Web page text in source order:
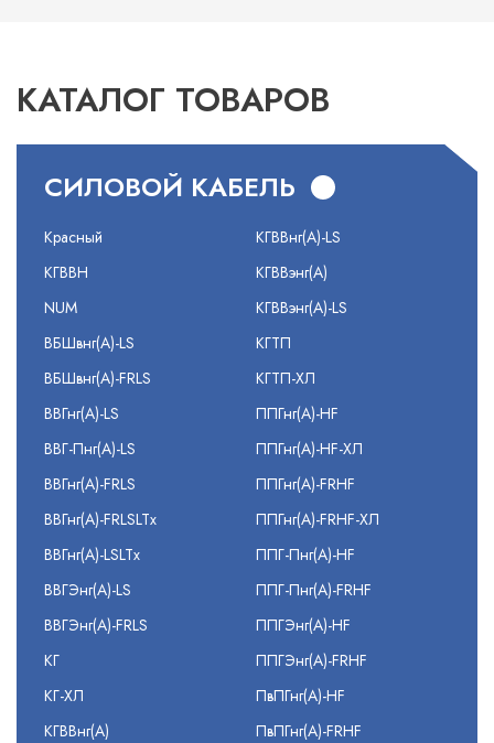
КАТАЛОГ ТОВАРОВ
СИЛОВОЙ КАБЕЛЬ
Красный
КГВВН
NUM
ВБШвнг(А)-LS
ВБШвнг(А)-FRLS
ВВГнг(А)-LS
ВВГ-Пнг(А)-LS
ВВГнг(А)-FRLS
ВВГнг(А)-FRLSLTx
ВВГнг(А)-LSLTx
ВВГЭнг(А)-LS
ВВГЭнг(А)-FRLS
КГ
КГ-ХЛ
КГВВнг(А)
КГВВнг(А)-LS
КГВВэнг(А)
КГВВэнг(А)-LS
КГТП
КГТП-ХЛ
ППГнг(А)-HF
ППГнг(А)-HF-ХЛ
ППГнг(А)-FRHF
ППГнг(А)-FRHF-ХЛ
ППГ-Пнг(А)-HF
ППГ-Пнг(А)-FRHF
ППГЭнг(А)-HF
ППГЭнг(А)-FRHF
ПвПГнг(А)-HF
ПвПГнг(А)-FRHF